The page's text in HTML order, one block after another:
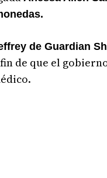
de Guardian
de que el